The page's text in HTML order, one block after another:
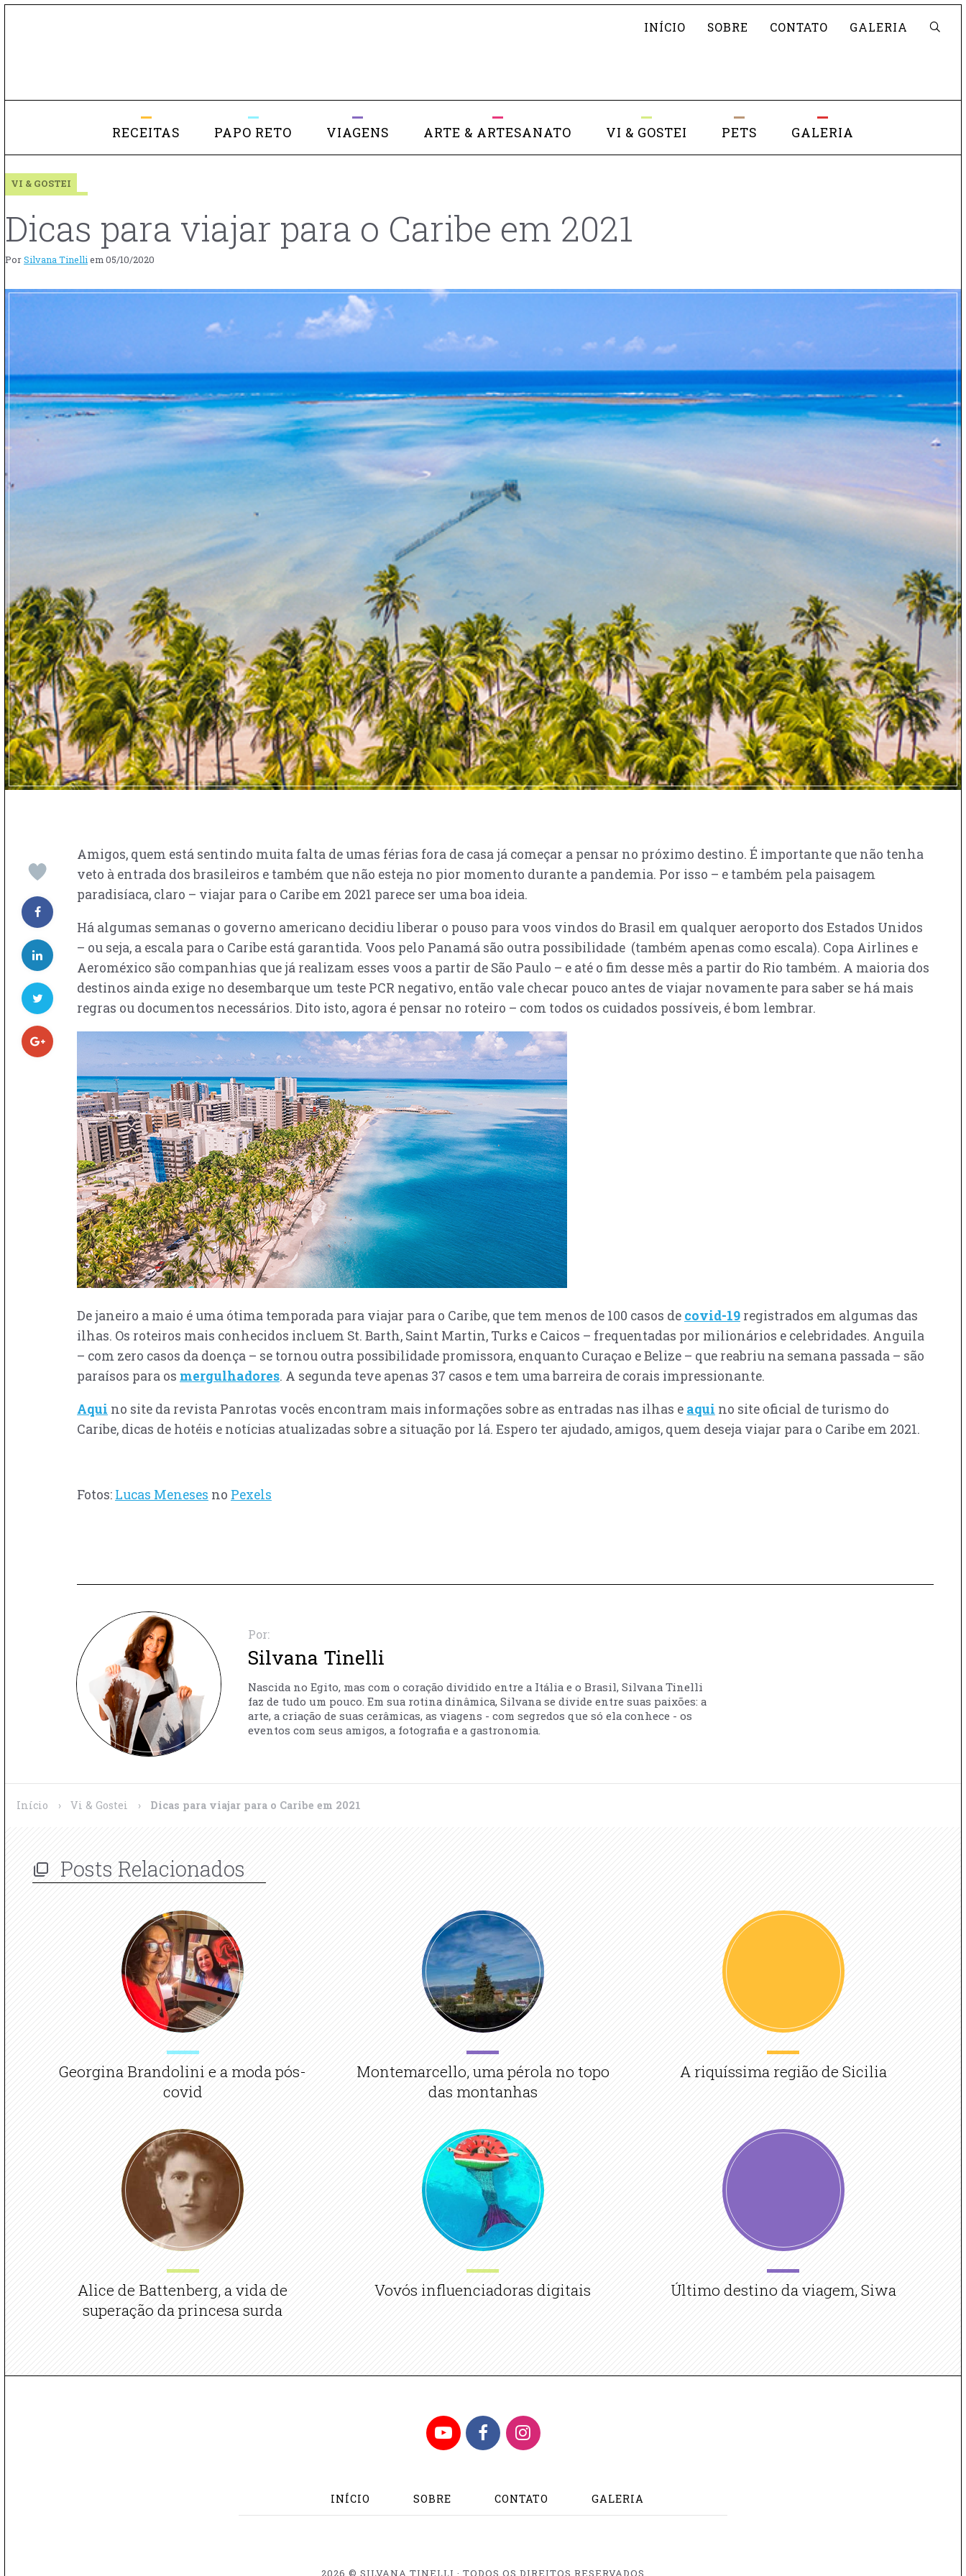
Pesquisar
INÍCIO
SOBRE CONTATO GALERIA
RECEITAS PAPO RETO VIAGENS ARTE & ARTESANATO VI & GOSTEI PETS GALERIA
VI & GOSTEI
Dicas para viajar para o Caribe em 2021
PorSilvana Tinelli em 05/10/2020
Amigos, quem está sentindo muita falta de umas férias fora de casa já começar a pensar no próximo destino. É importante que não tenha
veto à entrada dos brasileiros e também que não esteja no pior momento durante a pandemia. Por isso – e também pela paisagem
paradisíaca, claro – viajar para o Caribe em 2021 parece ser uma boa ideia.
Há algumas semanas o governo americano decidiu liberar o pouso para voos vindos do Brasil em qualquer aeroporto dos Estados Unidos
– ou seja, a escala para o Caribe está garantida. Voos pelo Panamá são outra possibilidade (também apenas como escala). Copa Airlines e
Aeroméxico são companhias que já realizam esses voos a partir de São Paulo – e até o fim desse mês a partir do Rio também. A maioria dos
destinos ainda exige no desembarque um teste PCR negativo, então vale checar pouco antes de viajar novamente para saber se há mais
regras ou documentos necessários. Dito isto, agora é pensar no roteiro – com todos os cuidados possíveis, é bom lembrar.
De janeiro a maio é uma ótima temporada para viajar para o Caribe, que tem menos de 100 casos de covid-19 registrados em algumas das
ilhas. Os roteiros mais conhecidos incluem St. Barth, Saint Martin, Turks e Caicos – frequentadas por milionários e celebridades. Anguila
– com zero casos da doença – se tornou outra possibilidade promissora, enquanto Curaçao e Belize – que reabriu na semana passada – são
paraísos para os mergulhadores. A segunda teve apenas 37 casos e tem uma barreira de corais impressionante.
Aqui no site da revista Panrotas vocês encontram mais informações sobre as entradas nas ilhas e aqui no site oficial de turismo do
Caribe, dicas de hotéis e notícias atualizadas sobre a situação por lá. Espero ter ajudado, amigos, quem deseja viajar para o Caribe em 2021.
Fotos: Lucas Meneses no Pexels
Por:
Silvana Tinelli
Nascida no Egito, mas com o coração dividido entre a Itália e o Brasil, Silvana Tinelli
faz de tudo um pouco. Em sua rotina dinâmica, Silvana se divide entre suas paixões: a
arte, a criação de suas cerâmicas, as viagens - com segredos que só ela conhece - os
eventos com seus amigos, a fotografia e a gastronomia.
Início › Vi & Gostei › Dicas para viajar para o Caribe em 2021
Posts Relacionados
Georgina Brandolini e a moda pós-
covid
Montemarcello, uma pérola no topo
das montanhas
A riquíssima região de Sicilia
Alice de Battenberg, a vida de
superação da princesa surda
Vovós influenciadoras digitais Último destino da viagem, Siwa
YouTubeFacebookInstagram
INÍCIO SOBRE CONTATO GALERIA
2026 © SILVANA TINELLI · TODOS OS DIREITOS RESERVADOS